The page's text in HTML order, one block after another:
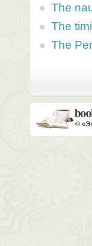
The
The
The
©